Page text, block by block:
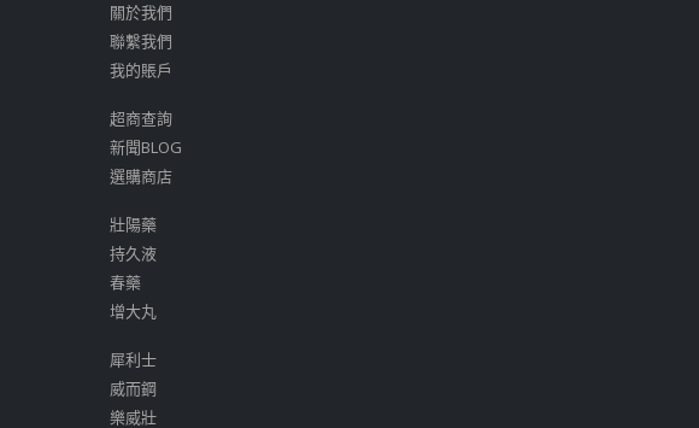
關於我們
聯繫我們
我的賬戶
超商查詢
新聞BLOG
選購商店
壯陽藥
持久液
春藥
增大丸
犀利士
威而鋼
樂威壯